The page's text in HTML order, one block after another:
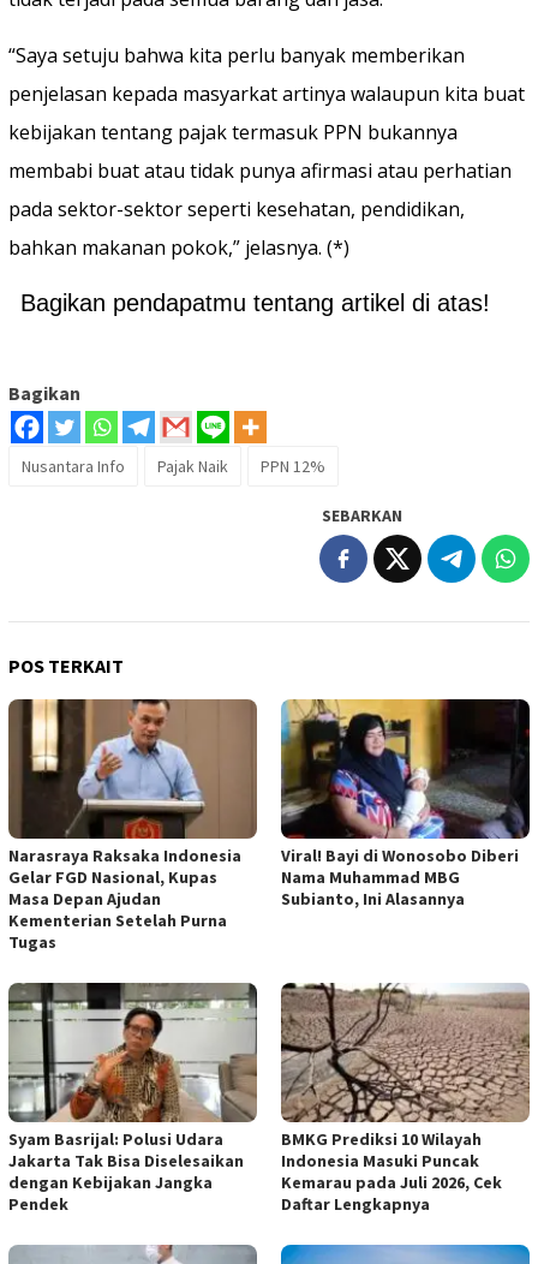
“Saya setuju bahwa kita perlu banyak memberikan
penjelasan kepada masyarkat artinya walaupun kita buat
kebijakan tentang pajak termasuk PPN bukannya
membabi buat atau tidak punya afirmasi atau perhatian
pada sektor-sektor seperti kesehatan, pendidikan,
bahkan makanan pokok,” jelasnya. (*)
Bagikan pendapatmu tentang artikel di atas!
Bagikan
Nusantara Info Pajak Naik PPN 12%
SEBARKAN
POS TERKAIT
Narasraya Raksaka Indonesia
Gelar FGD Nasional, Kupas
Masa Depan Ajudan
Kementerian Setelah Purna
Tugas
Viral! Bayi di Wonosobo Diberi
Nama Muhammad MBG
Subianto, Ini Alasannya
Syam Basrijal: Polusi Udara
Jakarta Tak Bisa Diselesaikan
dengan Kebijakan Jangka
Pendek
BMKG Prediksi 10 Wilayah
Indonesia Masuki Puncak
Kemarau pada Juli 2026, Cek
Daftar Lengkapnya